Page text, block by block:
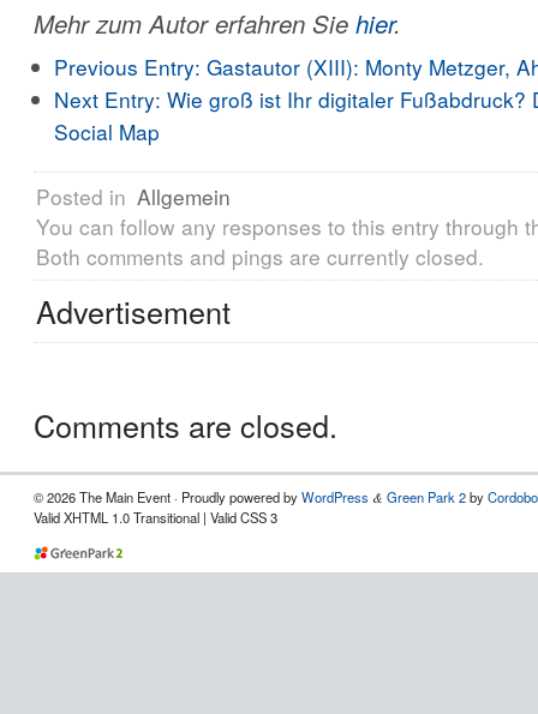
Mehr zum Autor erfahren Sie hier.
Previous Entry: Gastautor (XIII): Monty Metzger,
Next Entry: Wie groß ist Ihr digitaler Fußabdruck?
Social Map
Posted in Allgemein
You can follow any responses to this entry through
Both comments and pings are currently closed.
Advertisement
Comments are closed.
© 2026 The Main Event · Proudly powered byWordPress & Green Park 2byCordobo
Valid XHTML 1.0 Transitional | Valid CSS 3